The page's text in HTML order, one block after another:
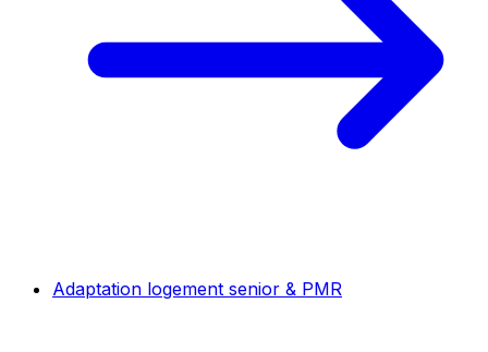
Adaptation logement senior & PMR